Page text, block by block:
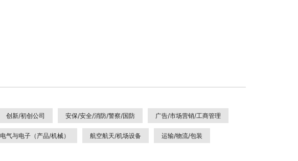
创新/初创公司 安保/安全/消防/警察/国防 广告/市场营销/工商管理
电气与电子（产品/机械） 航空航天/机场设备 运输/物流/包装